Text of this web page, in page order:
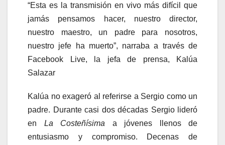
“Esta es la transmisión en vivo más difícil que
jamás pensamos hacer, nuestro director,
nuestro maestro, un padre para nosotros,
nuestro jefe ha muerto”, narraba a través de
Facebook Live, la jefa de prensa, Kalúa
Salazar
Kalúa no exageró al referirse a Sergio como un
padre. Durante casi dos décadas Sergio lideró
en La Costeñísima a jóvenes llenos de
entusiasmo y compromiso. Decenas de